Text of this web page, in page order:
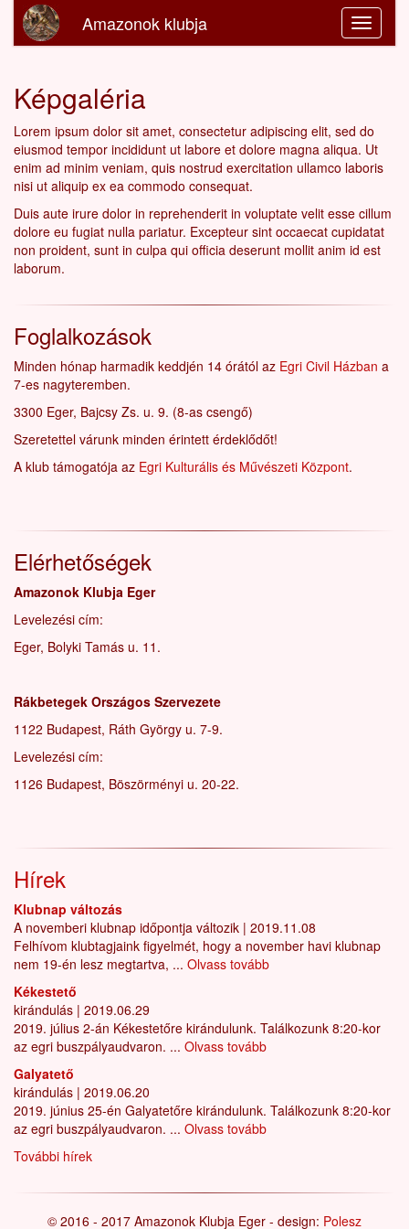
Amazonok klubja
Képgaléria
Lorem ipsum dolor sit amet, consectetur adipiscing elit, sed do
eiusmod tempor incididunt ut labore et dolore magna aliqua. Ut
enim ad minim veniam, quis nostrud exercitation ullamco laboris
nisi ut aliquip ex ea commodo consequat.
Duis aute irure dolor in reprehenderit in voluptate velit esse cillum
dolore eu fugiat nulla pariatur. Excepteur sint occaecat cupidatat
non proident, sunt in culpa qui officia deserunt mollit anim id est
laborum.
Foglalkozások
Minden hónap harmadik keddjén 14 órától az Egri Civil Házban a
7-es nagyteremben.
3300 Eger, Bajcsy Zs. u. 9. (8-as csengő)
Szeretettel várunk minden érintett érdeklődőt!
A klub támogatója az Egri Kulturális és Művészeti Központ.
Elérhetőségek
Amazonok Klubja Eger
Levelezési cím:
Eger, Bolyki Tamás u. 11.
Rákbetegek Országos Szervezete
1122 Budapest, Ráth György u. 7-9.
Levelezési cím:
1126 Budapest, Böszörményi u. 20-22.
Hírek
Klubnap változás
A novemberi klubnap időpontja változik | 2019.11.08
Felhívom klubtagjaink figyelmét, hogy a november havi klubnap
nem 19-én lesz megtartva, ... Olvass tovább
Kékestető
kirándulás | 2019.06.29
2019. július 2-án Kékestetőre kirándulunk. Találkozunk 8:20-kor
az egri buszpályaudvaron. ... Olvass tovább
Galyatető
kirándulás | 2019.06.20
2019. június 25-én Galyatetőre kirándulunk. Találkozunk 8:20-kor
az egri buszpályaudvaron. ... Olvass tovább
További hírek
© 2016 - 2017 Amazonok Klubja Eger - design: Polesz